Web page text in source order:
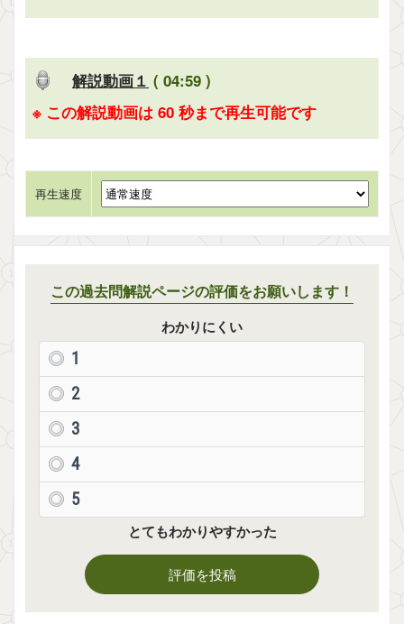
解説動画１ ( 04:59 )
※ この解説動画は 60 秒まで再生可能です
再生速度
この過去問解説ページの評価をお願いします！
わかりにくい
1
2
3
4
5
とてもわかりやすかった
評価を投稿